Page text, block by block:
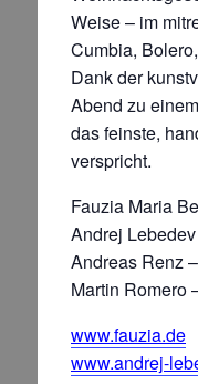
Weise – im
Cumbia,
Dank der
Abend zu
das feinste,
verspricht.
Fauzia Maria
Andrej
Andreas Renz
Martin Romero
www.fauzia.de
www.andrej-